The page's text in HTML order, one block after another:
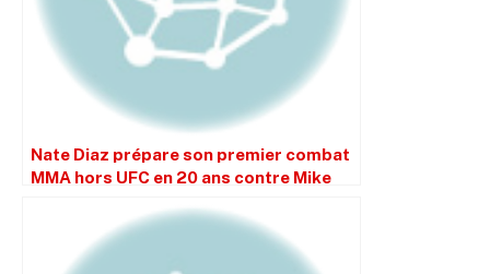
Nate Diaz prépare son premier combat
MMA hors UFC en 20 ans contre Mike